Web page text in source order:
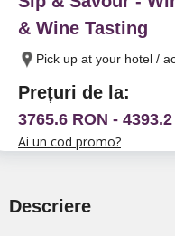
& Wine Tasting
Pick up at your hotel /
Prețuri de la:
3765.6 RON -
Ai un cod promo?
Descriere